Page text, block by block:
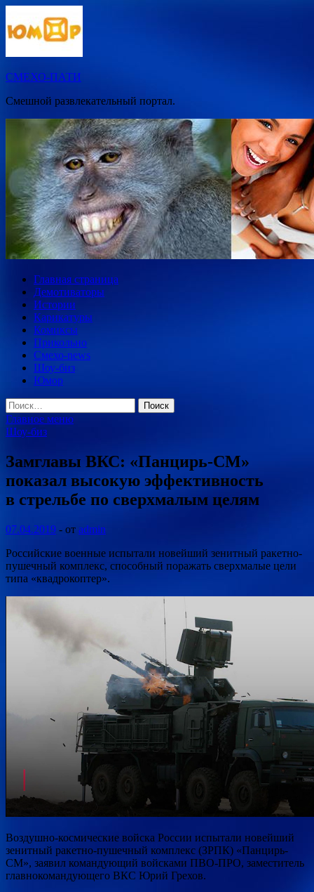
к
содержимому
СМЕХО-ПАТИ
Смешной развлекательный портал.
Главная страница
Демотиваторы
Истории
Карикатуры
Комиксы
Прикольно
Смехо-news
Шоу-биз
Юмор
Найти:
Главное меню
Шоу-биз
Замглавы ВКС: «Панцирь-СМ»
показал высокую эффективность
в стрельбе по сверхмалым целям
07.04.2019 - от admin
Российские военные испытали новейший зенитный ракетно-
пушечный комплекс, способный поражать сверхмалые цели
типа «квадрокоптер».
Воздушно-космические войска России испытали новейший
зенитный ракетно-пушечный комплекс (ЗРПК) «Панцирь-
СМ», заявил командующий войсками ПВО-ПРО, заместитель
главнокомандующего ВКС Юрий Грехов.